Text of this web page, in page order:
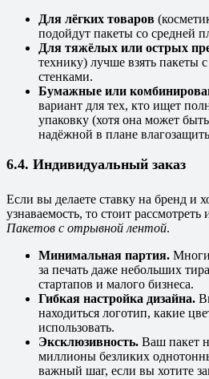
Для лёгких товаров
подойдут пакеты со средней
Для тяжёлых или острых
технику) лучше взять пакеты
стенками.
Бумажные или
вариант для тех, кто ищет
упаковку (хотя она может
надёжной в плане
6.4. Индивидуальный заказ
Если вы делаете ставку на бренд и
узнаваемость, то стоит
Пакетов с отрывной лентой.
Минимальная партия.
за печать даже небольших
стартапов и малого бизнеса.
Гибкая настройка дизайна.
находиться логотип, какие
использовать.
Эксклюзивность. Ваш пакет
миллионы безликих
важный шаг, если вы хотите